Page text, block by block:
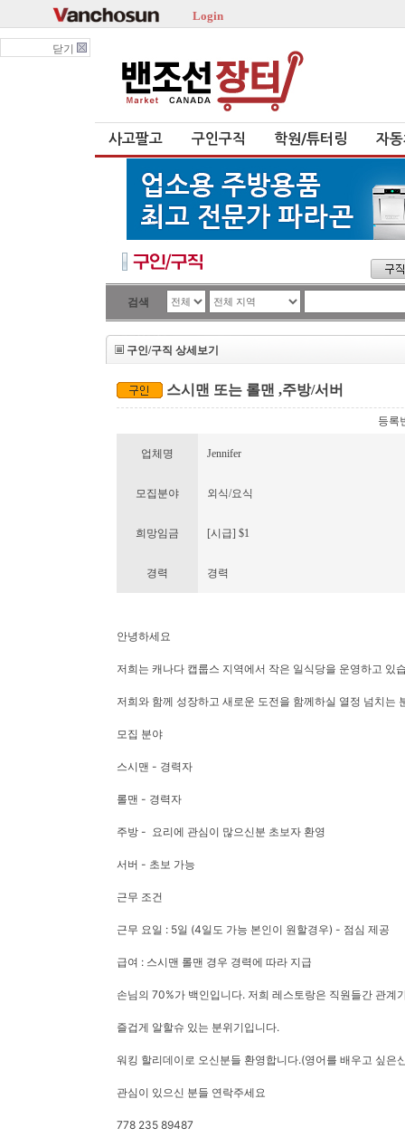
Login
닫기
사고팔고 구인구직 학원/튜터링 자
검색
구인/구직 상세보기
스시맨 또는 롤맨 ,주방/서버
등록
업체명 Jennifer
모집분야 외식/요식
희망임금 [시급] $1
경력 경력
안녕하세요
저희는 캐나다 캡룹스 지역에서 작은 일식당을 운영하고 있
저희와 함께 성장하고 새로운 도전을 함께하실 열정 넘치는
모집 분야
스시맨 - 경력자
롤맨 - 경력자
주방 - 요리에 관심이 많으신분 초보자 환영
서버 - 초보 가능
근무 조건
근무 요일 : 5일 (4일도 가능 본인이 원할경우) - 점심 제공
급여 : 스시맨 롤맨 경우 경력에 따라 지급
손님의 70%가 백인입니다. 저희 레스토랑은 직원들간 관계
즐겁게 알할슈 있는 분위기입니다.
워킹 할리데이로 오신분들 환영합니다.(영어를 배우고 싶은
관심이 있으신 분들 연락주세요
778 235 89487